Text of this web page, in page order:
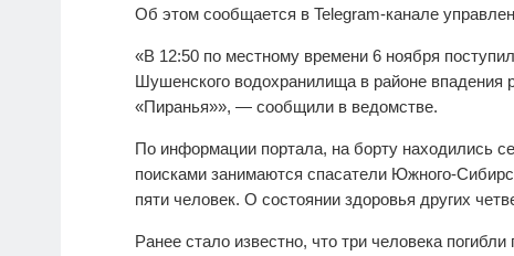
Об этом сообщается в Telegram-канале
«В 12:50 по местному времени 6 ноября
Шушенского водохранилища в районе впадения
«Пиранья»», — сообщили в ведомстве.
По информации портала, на борту находились
поисками занимаются спасатели Южного-
пяти человек. О состоянии здоровья других
Ранее стало известно, что три человека